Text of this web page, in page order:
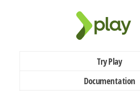
Try Play
Documentation